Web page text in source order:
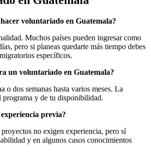
voluntariado en Guatemala?
Muchos países pueden ingresar como
pero si planeas quedarte más tiempo debes
específicos.
un voluntariado en Guatemala?
o dos semanas hasta varios meses. La
programa y de tu disponibilidad.
previa?
no exigen experiencia, pero sí
y en algunos casos conocimientos